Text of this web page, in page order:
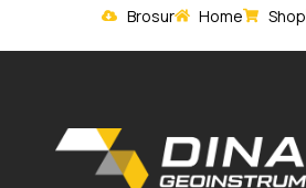
Brosur Home Shop